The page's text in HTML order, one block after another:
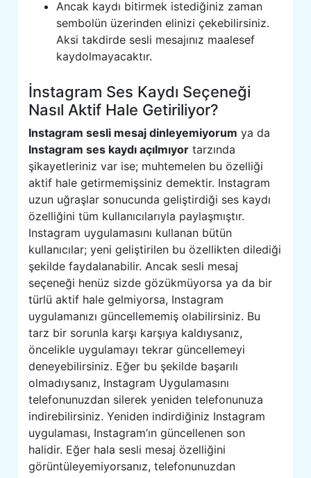
Ancak kaydı bitirmek istediğiniz zaman
sembolün üzerinden elinizi çekebilirsiniz.
Aksi takdirde sesli mesajınız maalesef
kaydolmayacaktır.
İnstagram Ses Kaydı Seçeneği
Nasıl Aktif Hale Getiriliyor?
Instagram sesli mesaj dinleyemiyorum ya da
Instagram ses kaydı açılmıyor tarzında
şikayetleriniz var ise; muhtemelen bu özelliği
aktif hale getirmemişsiniz demektir. Instagram
uzun uğraşlar sonucunda geliştirdiği ses kaydı
özelliğini tüm kullanıcılarıyla paylaşmıştır.
Instagram uygulamasını kullanan bütün
kullanıcılar; yeni geliştirilen bu özellikten dilediği
şekilde faydalanabilir. Ancak sesli mesaj
seçeneği henüz sizde gözükmüyorsa ya da bir
türlü aktif hale gelmiyorsa, Instagram
uygulamanızı güncellememiş olabilirsiniz. Bu
tarz bir sorunla karşı karşıya kaldıysanız,
öncelikle uygulamayı tekrar güncellemeyi
deneyebilirsiniz. Eğer bu şekilde başarılı
olmadıysanız, Instagram Uygulamasını
telefonunuzdan silerek yeniden telefonunuza
indirebilirsiniz. Yeniden indirdiğiniz Instagram
uygulaması, Instagram’ın güncellenen son
halidir. Eğer hala sesli mesaj özelliğini
görüntüleyemiyorsanız, telefonunuzdan